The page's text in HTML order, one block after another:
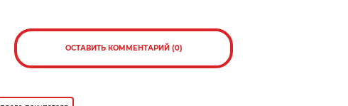
ОСТАВИТЬ КОММЕНТАРИЙ (0)